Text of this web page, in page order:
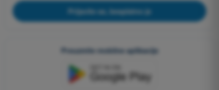
Prijavite se, besplatno je
Preuzmite mobilne aplikacije